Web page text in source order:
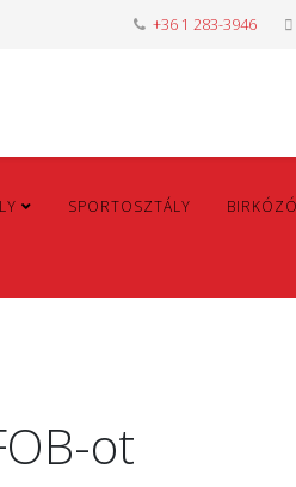
+36 1 283-3946
SPORTOSZTÁLY
ot